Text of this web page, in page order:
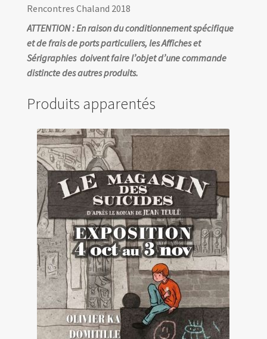
Rencontres Chaland 2018
ATTENTION : En raison du conditionnement spécifique
et de frais de ports particuliers, les Affiches et
Sérigraphies doivent faire l’objet d’une commande
distincte des autres produits.
Produits apparentés